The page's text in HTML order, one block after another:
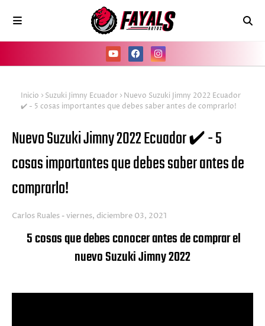
Inicio Suzuki Jimny Ecuador
Nuevo Suzuki Jimny 2022 Ecuador
✔️ - 5 cosas importantes que debes saber antes de comprarlo!
Nuevo Suzuki Jimny 2022 Ecuador ✔️ - 5
cosas importantes que debes saber antes de
comprarlo!
Carlos Ruales viernes, diciembre 03, 2021
5 cosas que debes conocer antes de comprar el
nuevo Suzuki Jimny 2022